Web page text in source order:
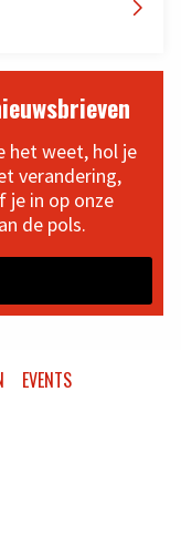

het weet, hol je
verandering,
je in op onze
de pols.
EVENTS